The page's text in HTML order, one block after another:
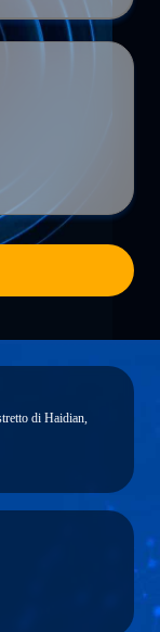
di Haidian,